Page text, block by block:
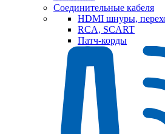
Соединительные кабеля
HDMI шнуры,
RCA, SCART
Патч-корды